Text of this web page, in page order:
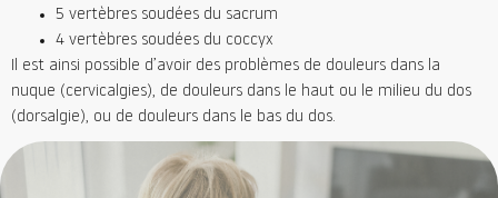
5 vertèbres soudées du sacrum
4 vertèbres soudées du coccyx
Il est ainsi possible d’avoir des problèmes de douleurs dans la
nuque (cervicalgies), de douleurs dans le haut ou le milieu du dos
(dorsalgie), ou de douleurs dans le bas du dos.